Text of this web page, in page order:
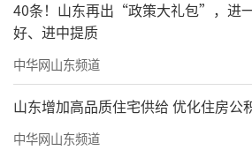
40条！山东再出“政策大礼包”，进
好、进中提质
中华网山东频道
山东增加高品质住宅供给 优化住房公
中华网山东频道